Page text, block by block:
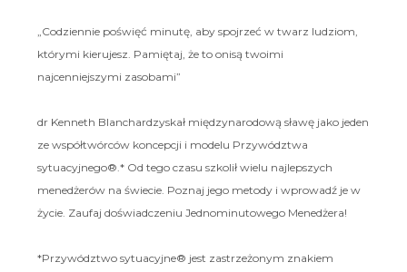
„Codziennie poświęć minutę, aby spojrzeć w twarz ludziom,
którymi kierujesz. Pamiętaj, że to onisą twoimi
najcenniejszymi zasobami”
dr Kenneth Blanchardzyskał międzynarodową sławę jako jeden
ze współtwórców koncepcji i modelu Przywództwa
sytuacyjnego®.* Od tego czasu szkolił wielu najlepszych
menedżerów na świecie. Poznaj jego metody i wprowadź je w
życie. Zaufaj doświadczeniu Jednominutowego Menedżera!
*Przywództwo sytuacyjne® jest zastrzeżonym znakiem